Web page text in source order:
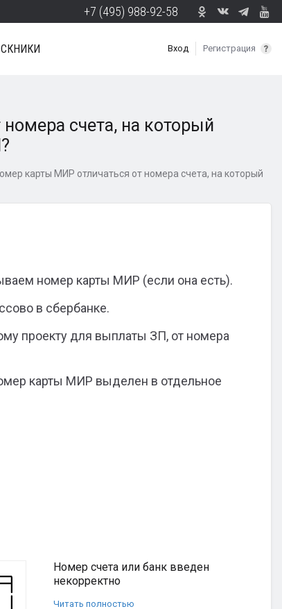
+7 (495) 988-92-58
Вход Регистрация
счета, на который
карты МИР отличаться от номера счета, на который
номер карты МИР (если она есть).
в сбербанке.
проекту для выплаты ЗП, от номера
карты МИР выделен в отдельное
Номер счета или банк введен
некорректно
Читать полностью